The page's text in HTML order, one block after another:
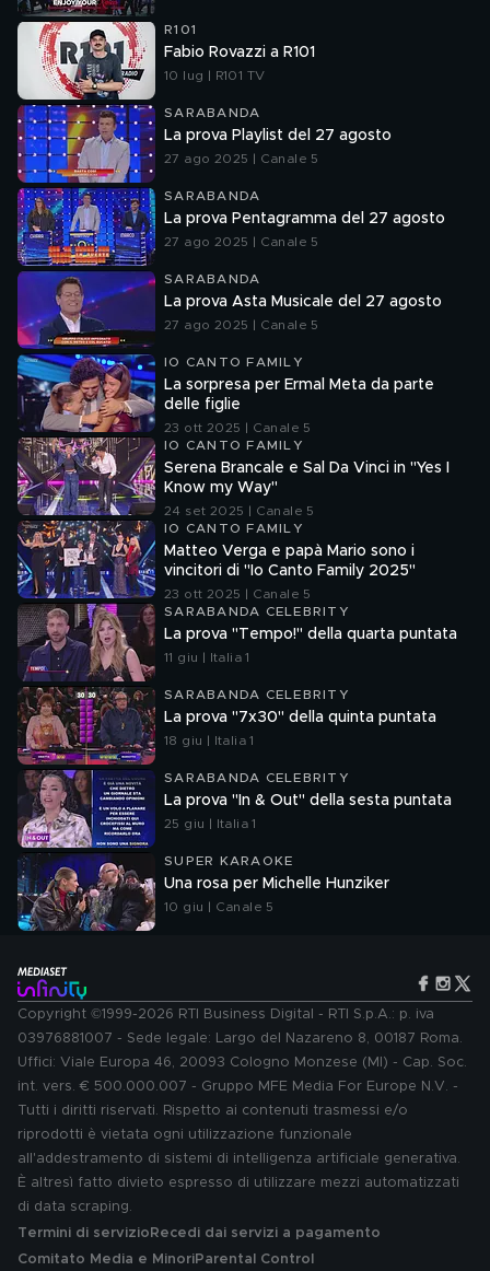
R101
Fabio Rovazzi a R101
10 lug | R101 TV
SARABANDA
La prova Playlist del 27 agosto
27 ago 2025 | Canale 5
SARABANDA
La prova Pentagramma del 27 agosto
27 ago 2025 | Canale 5
SARABANDA
La prova Asta Musicale del 27 agosto
27 ago 2025 | Canale 5
IO CANTO FAMILY
La sorpresa per Ermal Meta da parte
delle figlie
23 ott 2025 | Canale 5
IO CANTO FAMILY
Serena Brancale e Sal Da Vinci in "Yes I
Know my Way"
24 set 2025 | Canale 5
IO CANTO FAMILY
Matteo Verga e papà Mario sono i
vincitori di "Io Canto Family 2025"
23 ott 2025 | Canale 5
SARABANDA CELEBRITY
La prova "Tempo!" della quarta puntata
11 giu | Italia 1
SARABANDA CELEBRITY
La prova "7x30" della quinta puntata
18 giu | Italia 1
SARABANDA CELEBRITY
La prova "In & Out" della sesta puntata
25 giu | Italia 1
SUPER KARAOKE
Una rosa per Michelle Hunziker
10 giu | Canale 5
Copyright ©1999-2026 RTI Business Digital - RTI S.p.A.: p. iva
03976881007 - Sede legale: Largo del Nazareno 8, 00187 Roma.
Uffici: Viale Europa 46, 20093 Cologno Monzese (MI) - Cap. Soc.
int. vers. € 500.000.007 - Gruppo MFE Media For Europe N.V. -
Tutti i diritti riservati. Rispetto ai contenuti trasmessi e/o
riprodotti è vietata ogni utilizzazione funzionale
all'addestramento di sistemi di intelligenza artificiale generativa.
È altresì fatto divieto espresso di utilizzare mezzi automatizzati
di data scraping.
Termini di servizio Recedi dai servizi a pagamento
Comitato Media e MinoriParental Control